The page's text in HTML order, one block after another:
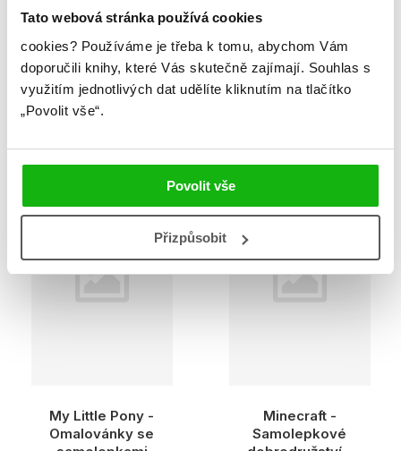
Tato webová stránka používá cookies
cookies? Používáme je třeba k tomu, abychom Vám
doporučili knihy, které Vás skutečně zajímají. Souhlas s
využitím jednotlivých dat udělíte kliknutím na tlačítko
„Povolit vše“.
Povolit vše
Přizpůsobit
Panství vévody ze
Svinčíkova
Benjamin Bécue
Ledové království -
Kde je Olaf?
My Little Pony -
Omalovánky se
Minecraft -
Samolepkové